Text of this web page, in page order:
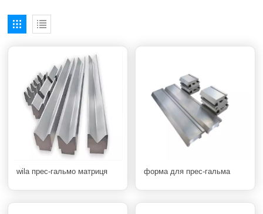
wila прес-гальмо матриця форма для прес-гальма